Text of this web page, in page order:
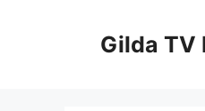
Gilda TV